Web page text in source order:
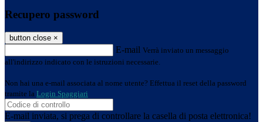
Recupero password
button close ×
E-mail Verrà inviato un messaggio
all'indirizzo indicato con le istruzioni necessarie.
Non hai una e-mail associata al nome utente? Effettua il reset della password
tramite la Login Spaggiari
E-mail inviata, si prega di controllare la casella di posta elettronica!